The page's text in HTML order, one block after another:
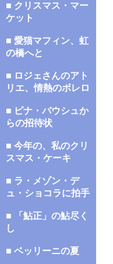
■ クリスマス・マー
ケット
■ 愛猫マフィン、虹
の橋へと
■ ロジェさんのアト
リエ、情熱のボレロ
■ ピナ・バウシュか
らの招待状
■ 今年の、私のクリ
スマス・ケーキ
■ ラ・メゾン・デ
ュ・ショコラに拍手
■ 「鮎正」の鮎尽く
し
■ ベッリーニの夏